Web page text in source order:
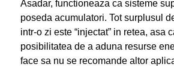
Asadar, functioneaza ca sisteme
poseda acumulatori. Tot surplusul
intr-o zi este “injectat” in retea, asa
posibilitatea de a aduna resurse
face sa nu se recomande altor